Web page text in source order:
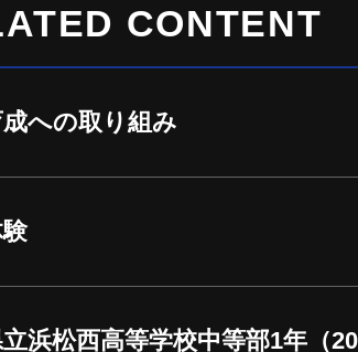
CONTENT
への取り組み
浜松西高等学校中等部1年（